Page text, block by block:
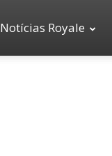
Notícias Royale